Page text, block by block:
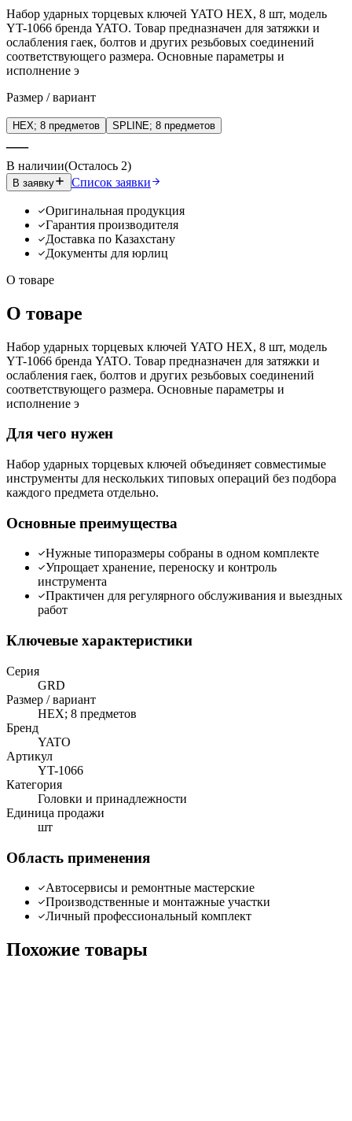
Набор ударных торцевых ключей YATO HEX, 8 шт, модель
YT-1066 бренда YATO. Товар предназначен для затяжки и
ослабления гаек, болтов и других резьбовых соединений
соответствующего размера. Основные параметры и
исполнение э
Размер / вариант
HEX; 8 предметов SPLINE; 8 предметов
—
В наличии(Осталось 2)
В заявку Список заявки
Оригинальная продукция
Гарантия производителя
Доставка по Казахстану
Документы для юрлиц
О товаре
О товаре
Набор ударных торцевых ключей YATO HEX, 8 шт, модель
YT-1066 бренда YATO. Товар предназначен для затяжки и
ослабления гаек, болтов и других резьбовых соединений
соответствующего размера. Основные параметры и
исполнение э
Для чего нужен
Набор ударных торцевых ключей объединяет совместимые
инструменты для нескольких типовых операций без подбора
каждого предмета отдельно.
Основные преимущества
Нужные типоразмеры собраны в одном комплекте
Упрощает хранение, переноску и контроль
инструмента
Практичен для регулярного обслуживания и выездных
работ
Ключевые характеристики
Серия
GRD
Размер / вариант
HEX; 8 предметов
Бренд
YATO
Артикул
YT-1066
Категория
Головки и принадлежности
Единица продажи
шт
Область применения
Автосервисы и ремонтные мастерские
Производственные и монтажные участки
Личный профессиональный комплект
Похожие товары